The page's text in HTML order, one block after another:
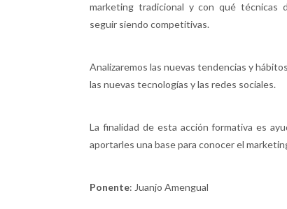
marketing tradicional y con qué técnicas
seguir siendo competitivas.
Analizaremos las nuevas tendencias y
las nuevas tecnologías y las redes sociales.
La finalidad de esta acción formativa es
aportarles una base para conocer el
Ponente: Juanjo Amengual